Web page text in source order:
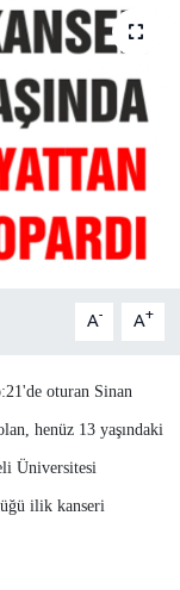
A- A+
oturan Sinan
henüz 13 yaşındaki
Üniversitesi
ilik kanseri